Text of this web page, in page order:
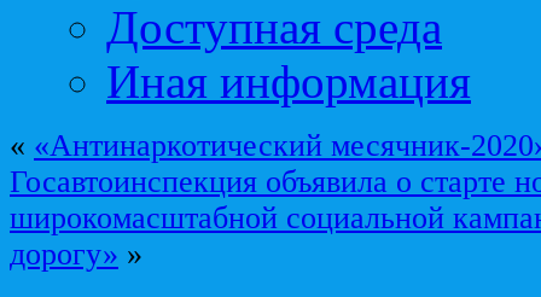
Доступная среда
Иная информация
« «Антинаркотический месячник-
Госавтоинспекция объявила о старте
широкомасштабной социальной
дорогу» »